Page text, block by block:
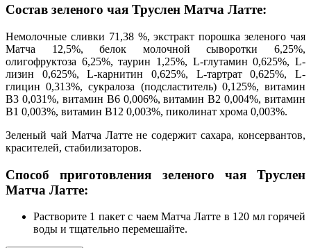
Состав зеленого чая Труслен Матча Латте:
Немолочные сливки 71,38 %, экстракт порошка зеленого чая
Матча 12,5%, белок молочной сыворотки 6,25%,
олигофруктоза 6,25%, таурин 1,25%, L-глутамин 0,625%, L-
лизин 0,625%, L-карнитин 0,625%, L-тартрат 0,625%, L-
глицин 0,313%, сукралоза (подсластитель) 0,125%, витамин
В3 0,031%, витамин В6 0,006%, витамин В2 0,004%, витамин
В1 0,003%, витамин В12 0,003%, пиколинат хрома 0,003%.
Зеленый чай Матча Латте не содержит сахара, консервантов,
красителей, стабилизаторов.
Способ приготовления зеленого чая Труслен
Матча Латте:
Растворите 1 пакет с чаем Матча Латте в 120 мл горячей
воды и тщательно перемешайте.